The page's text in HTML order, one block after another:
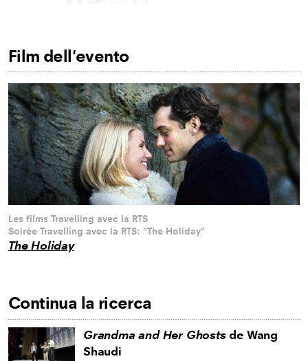
Film dell'evento
Les films Travelling avec la RTS
Soirée Travelling avec la RTS: "The Holiday"
The Holiday
Continua la ricerca
Grandma and Her Ghostsde Wang
Shaudi